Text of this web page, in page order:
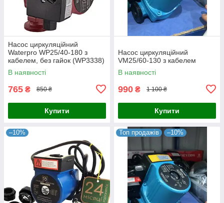
Насос циркуляційний
Waterpro WP25/40-180 з
кабелем, без гайок (WP3338)
В наявності
765 ₴ 850 ₴
Купити
Насос циркуляційний
VM25/60-130 з кабелем
В наявності
990 ₴ 1 100 ₴
Купити
–10% Топ продажів –10%